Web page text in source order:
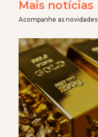
Mais notícias
Acompanhe as novidades